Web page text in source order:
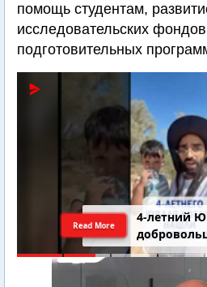
помощь студентам,
исследовательских
подготовительных
4-летний
Read More